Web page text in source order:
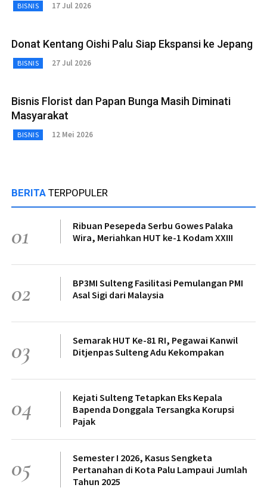
BISNIS 17 Jul 2026
Donat Kentang Oishi Palu Siap Ekspansi ke Jepang
BISNIS 27 Jul 2026
Bisnis Florist dan Papan Bunga Masih Diminati
Masyarakat
BISNIS 12 Mei 2026
BERITA TERPOPULER
01
Ribuan Pesepeda Serbu Gowes Palaka
Wira, Meriahkan HUT ke-1 Kodam XXIII
02
BP3MI Sulteng Fasilitasi Pemulangan PMI
Asal Sigi dari Malaysia
03
Semarak HUT Ke-81 RI, Pegawai Kanwil
Ditjenpas Sulteng Adu Kekompakan
04
Kejati Sulteng Tetapkan Eks Kepala
Bapenda Donggala Tersangka Korupsi
Pajak
05
Semester I 2026, Kasus Sengketa
Pertanahan di Kota Palu Lampaui Jumlah
Tahun 2025